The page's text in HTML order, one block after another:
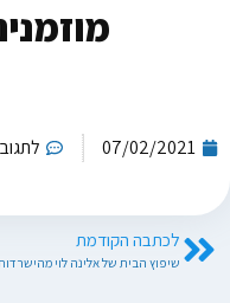
07/02/2021
לכתבה הקודמת
שיפוץ הבית של אלינה לוי